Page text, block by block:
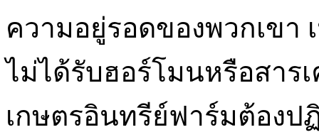
ความอยู่รอดของพวกเขา
ไม่ได้รับฮอร์โมนหรือสาร
เกษตรอินทรีย์ฟาร์มต้องป